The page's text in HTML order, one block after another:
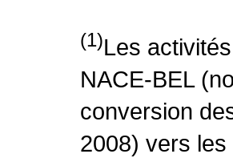
(1)Les
NACE-BEL
conversion
2008) vers